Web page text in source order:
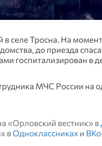
селе Тросна. На
до приезда
госпитализирован в
МЧС России на
«Орловский вестник» в
вОдноклассниках и